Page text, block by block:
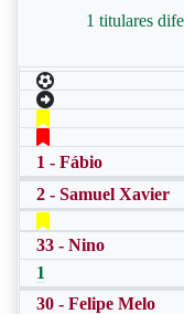
1 titulares
1 - Fábio
2 - Samuel Xavier
33 - Nino
1
30 - Felipe Melo